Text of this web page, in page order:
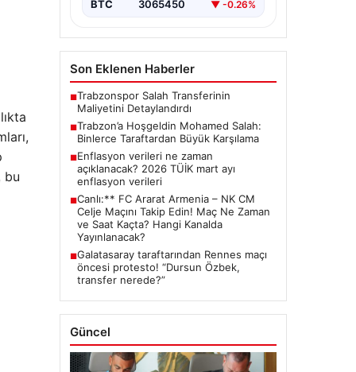
bu
BTC 3065450 ▼ -0.26%
Son Eklenen Haberler
■Trabzonspor Salah Transferinin
Maliyetini Detaylandırdı
■Trabzon’a Hoşgeldin Mohamed Salah:
Binlerce Taraftardan Büyük Karşılama
■Enflasyon verileri ne zaman
açıklanacak? 2026 TÜİK mart ayı
enflasyon verileri
■Canlı:** FC Ararat Armenia – NK CM
Celje Maçını Takip Edin! Maç Ne Zaman
ve Saat Kaçta? Hangi Kanalda
Yayınlanacak?
■Galatasaray taraftarından Rennes maçı
öncesi protesto! “Dursun Özbek,
transfer nerede?”
Güncel